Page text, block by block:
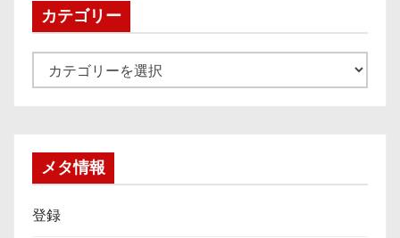
ブカテゴリー
テ
メタ情報
登録